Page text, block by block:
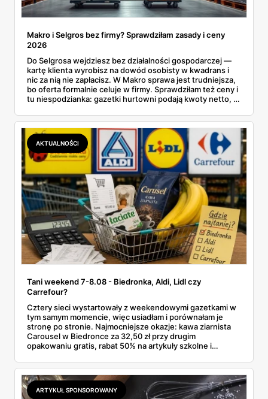
Makro i Selgros bez firmy? Sprawdziłam zasady i ceny
2026
Do Selgrosa wejdziesz bez działalności gospodarczej —
kartę klienta wyrobisz na dowód osobisty w kwadrans i
nic za nią nie zapłacisz. W Makro sprawa jest trudniejsza,
bo oferta formalnie celuje w firmy. Sprawdziłam też ceny i
tu niespodzianka: gazetki hurtowni podają kwoty netto, a
zawsze wygrywa — ta sama kawa ziarnista kosztuje w
Makro ponad dwa razy więcej niż w weekendowej
promocji dyskontu.
AKTUALNOŚCI
Tani weekend 7-8.08 - Biedronka, Aldi, Lidl czy
Carrefour?
Cztery sieci wystartowały z weekendowymi gazetkami w
tym samym momencie, więc usiadłam i porównałam je
stronę po stronie. Najmocniejsze okazje: kawa ziarnista
Carousel w Biedronce za 32,50 zł przy drugim
opakowaniu gratis, rabat 50% na artykuły szkolne i
2,99 zł za kilogram, ale wyłącznie w sobotę z aplikacją. Aldi
odpowiada masłem za 2,99 zł. Werdykt w skrócie:
najwięcej wyciśniesz z Biedronki, po świeże warzywa jedź
do Aldi.
ARTYKUŁ SPONSOROWANY